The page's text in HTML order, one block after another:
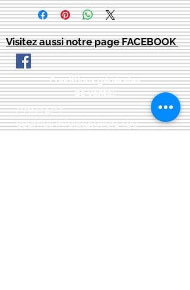
Visitez aussi notre page FACEBOOK
Conditions générales
de vente::
CONTACT:
courriel:info@latelier13.be